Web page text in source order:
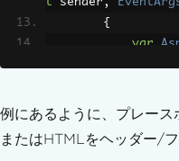
isPageAsPdf(
t sender ,
{
var
例にあるように、プレース
またはHTMLをヘッダー/